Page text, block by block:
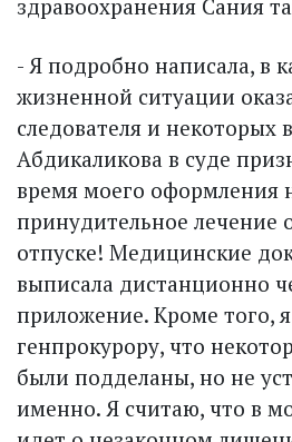
здравоохранения Сания
- Я подробно написала, в
жизненной ситуации
следователя и некоторых
Абдикаликова в суде
время моего оформления
принудительное лечение
отпуске! Медицинские
выписала дистанционно
приложение. Кроме того,
генпрокурору, что
были подделаны, но не
именно. Я считаю, что в